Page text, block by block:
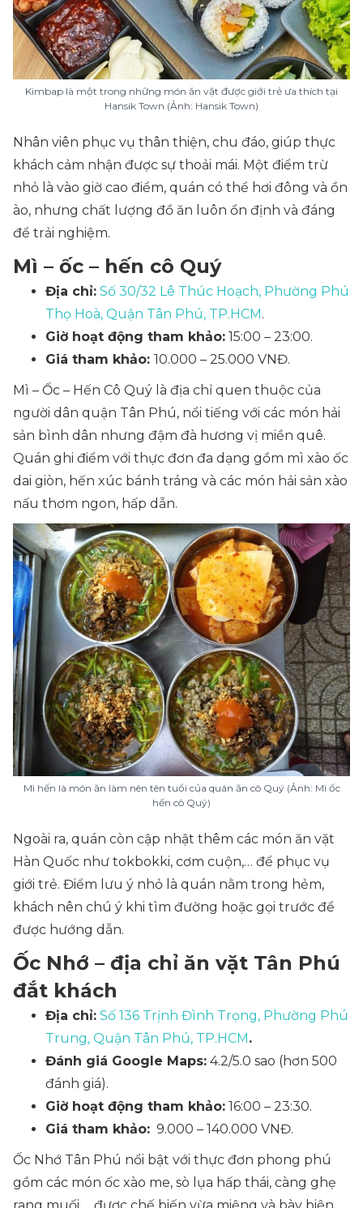
Kimbap là một trong những món ăn vặt được giới trẻ ưa thích tại
Hansik Town (Ảnh: Hansik Town)
Nhân viên phục vụ thân thiện, chu đáo, giúp thực
khách cảm nhận được sự thoải mái. Một điểm trừ
nhỏ là vào giờ cao điểm, quán có thể hơi đông và ồn
ào, nhưng chất lượng đồ ăn luôn ổn định và đáng
để trải nghiệm.
Mì – ốc – hến cô Quý
Địa chỉ: Số 30/32 Lê Thúc Hoạch, Phường Phú
Thọ Hoà, Quận Tân Phú, TP.HCM.
Giờ hoạt động tham khảo: 15:00 – 23:00.
Giá tham khảo: 10.000 – 25.000 VNĐ.
Mì – Ốc – Hến Cô Quý là địa chỉ quen thuộc của
người dân quận Tân Phú, nổi tiếng với các món hải
sản bình dân nhưng đậm đà hương vị miền quê.
Quán ghi điểm với thực đơn đa dạng gồm mì xào ốc
dai giòn, hến xúc bánh tráng và các món hải sản xào
nấu thơm ngon, hấp dẫn.
Mì hến là món ăn làm nên tên tuổi của quán ăn cô Quý (Ảnh: Mì ốc
hến cô Quý)
Ngoài ra, quán còn cập nhật thêm các món ăn vặt
Hàn Quốc như tokbokki, cơm cuộn,… để phục vụ
giới trẻ. Điểm lưu ý nhỏ là quán nằm trong hẻm,
khách nên chú ý khi tìm đường hoặc gọi trước để
được hướng dẫn.
Ốc Nhớ – địa chỉ ăn vặt Tân Phú
đắt khách
Địa chỉ: Số 136 Trịnh Đình Trọng, Phường Phú
Trung, Quận Tân Phú, TP.HCM.
Đánh giá Google Maps: 4.2/5.0 sao (hơn 500
đánh giá).
Giờ hoạt động tham khảo: 16:00 – 23:30.
Giá tham khảo: 9.000 – 140.000 VNĐ.
Ốc Nhớ Tân Phú nổi bật với thực đơn phong phú
gồm các món ốc xào me, sò lụa hấp thái, càng ghẹ